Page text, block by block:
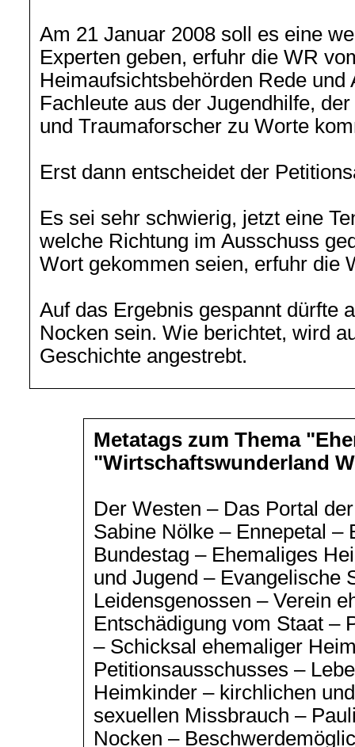
Am 21 Januar 2008 soll es eine
Experten geben, erfuhr die WR
Heimaufsichtsbehörden Rede
Fachleute aus der Jugendhilfe,
und Traumaforscher zu Worte
Erst dann entscheidet der
Es sei sehr schwierig, jetzt eine
welche Richtung im Ausschuss
Wort gekommen seien, erfuhr die
Auf das Ergebnis gespannt dürfte
Nocken sein. Wie berichtet, wird
Geschichte angestrebt.
Metatags zum Thema
"Wirtschaftswunderland
Der Westen – Das Portal
Sabine Nölke – Ennepetal –
Bundestag – Ehemaliges
und Jugend – Evangelische
Leidensgenossen – Verein
Entschädigung vom Staat –
– Schicksal ehemaliger
Petitionsausschusses –
Heimkinder – kirchlichen
sexuellen Missbrauch –
Nocken –